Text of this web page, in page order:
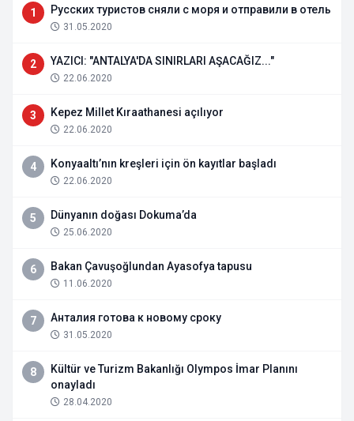
1 Русских туристов сняли с моря и отправили в отель
31.05.2020
2 YAZICI: "ANTALYA'DA SINIRLARI AŞACAĞIZ..."
22.06.2020
3 Kepez Millet Kıraathanesi açılıyor
22.06.2020
4 Konyaaltı’nın kreşleri için ön kayıtlar başladı
22.06.2020
5 Dünyanın doğası Dokuma’da
25.06.2020
6 Bakan Çavuşoğlundan Ayasofya tapusu
11.06.2020
7 Анталия готова к новому сроку
31.05.2020
8
Kültür ve Turizm Bakanlığı Olympos İmar Planını
onayladı
28.04.2020